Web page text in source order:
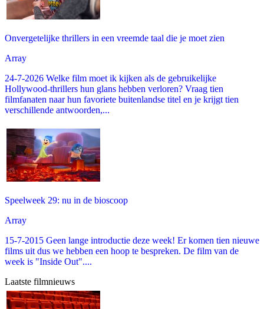
Onvergetelijke thrillers in een vreemde taal die je moet zien
Array
24-7-2026 Welke film moet ik kijken als de gebruikelijke
Hollywood-thrillers hun glans hebben verloren? Vraag tien
filmfanaten naar hun favoriete buitenlandse titel en je krijgt tien
verschillende antwoorden,...
Speelweek 29: nu in de bioscoop
Array
15-7-2015 Geen lange introductie deze week! Er komen tien nieuwe
films uit dus we hebben een hoop te bespreken. De film van de
week is "Inside Out"....
Laatste filmnieuws